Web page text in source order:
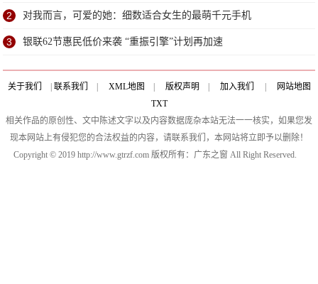
2 对我而言，可爱的她：细数适合女生的最萌千元手机
3 银联62节惠民低价来袭 “重振引擎”计划再加速
关于我们 联系我们 XML地图 版权声明 加入我们
网站地图
TXT
相关作品的原创性、文中陈述文字以及内容数据庞杂本站无法一一核实，如果您发
现本网站上有侵犯您的合法权益的内容，请联系我们，本网站将立即予以删除！
Copyright © 2019 http://www.gtrzf.com 版权所有：广东之窗 All Right Reserved.